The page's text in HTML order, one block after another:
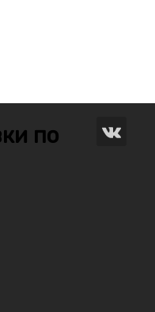
по